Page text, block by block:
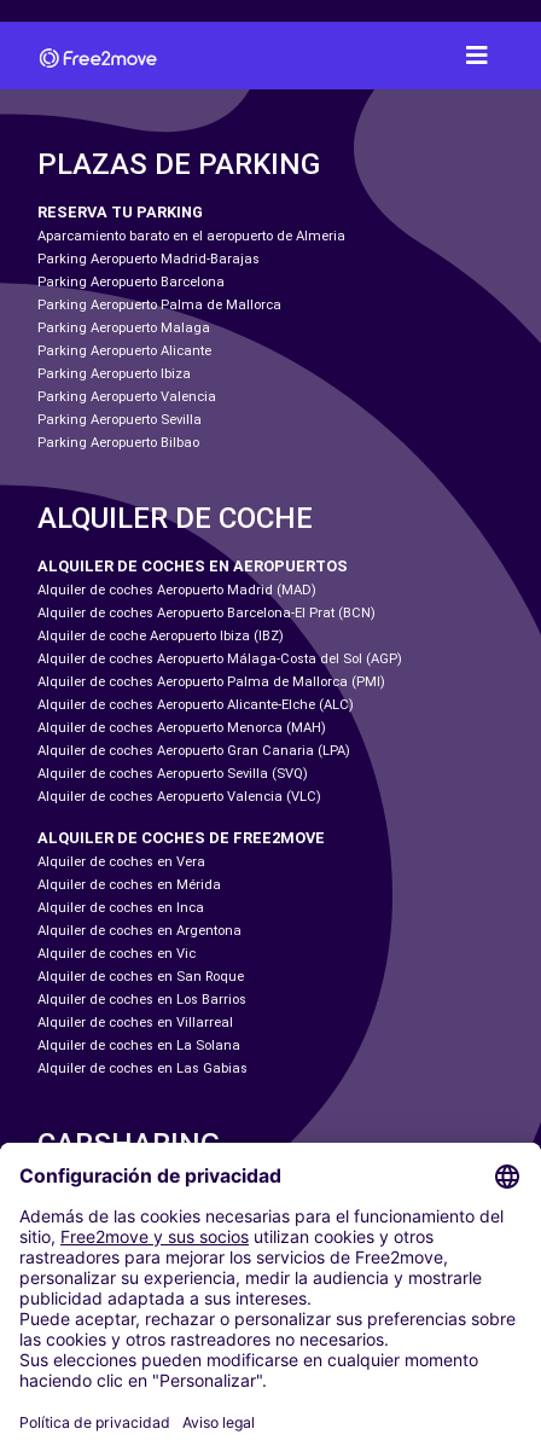
PLAZAS DE PARKING
RESERVA TU PARKING
Aparcamiento barato en el aeropuerto de Almeria
Parking Aeropuerto Madrid-Barajas
Parking Aeropuerto Barcelona
Parking Aeropuerto Palma de Mallorca
Parking Aeropuerto Malaga
Parking Aeropuerto Alicante
Parking Aeropuerto Ibiza
Parking Aeropuerto Valencia
Parking Aeropuerto Sevilla
Parking Aeropuerto Bilbao
ALQUILER DE COCHE
ALQUILER DE COCHES EN AEROPUERTOS
Alquiler de coches Aeropuerto Madrid (MAD)
Alquiler de coches Aeropuerto Barcelona-El Prat (BCN)
Alquiler de coche Aeropuerto Ibiza (IBZ)
Alquiler de coches Aeropuerto Málaga-Costa del Sol (AGP)
Alquiler de coches Aeropuerto Palma de Mallorca (PMI)
Alquiler de coches Aeropuerto Alicante-Elche (ALC)
Alquiler de coches Aeropuerto Menorca (MAH)
Alquiler de coches Aeropuerto Gran Canaria (LPA)
Alquiler de coches Aeropuerto Sevilla (SVQ)
Alquiler de coches Aeropuerto Valencia (VLC)
ALQUILER DE COCHES DE FREE2MOVE
Alquiler de coches en Vera
Alquiler de coches en Mérida
Alquiler de coches en Inca
Alquiler de coches en Argentona
Alquiler de coches en Vic
Alquiler de coches en San Roque
Alquiler de coches en Los Barrios
Alquiler de coches en Villarreal
Alquiler de coches en La Solana
Alquiler de coches en Las Gabias
CARSHARING
NUESTRAS CIUDADES
Paris
Madrid
Washington DC
Milán
Roma
Turín
Viena
Berlín
Düsseldorf